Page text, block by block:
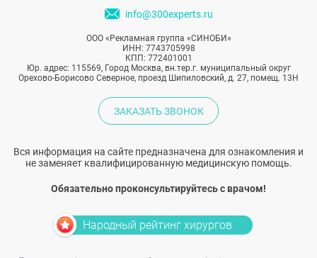
операциям, так и восстановления.
info@300experts.ru
ООО «Рекламная группа «СИНОБИ»
ИНН: 7743705998
КПП: 772401001
Юр. адрес: 115569, Город Москва, вн.тер.г. муниципальный округ
Орехово-Борисово Северное, проезд Шипиловский, д. 27, помещ. 13Н
ЗАКАЗАТЬ ЗВОНОК
Вся информация на сайте предназначена для ознакомления и
не заменяет квалифицированную медицинскую помощь.
Обязательно проконсультируйтесь с врачом!
Народный рейтинг хирургов